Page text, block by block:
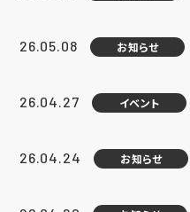
26.05.08 お知らせ
26.04.27 イベント
26.04.24 お知らせ